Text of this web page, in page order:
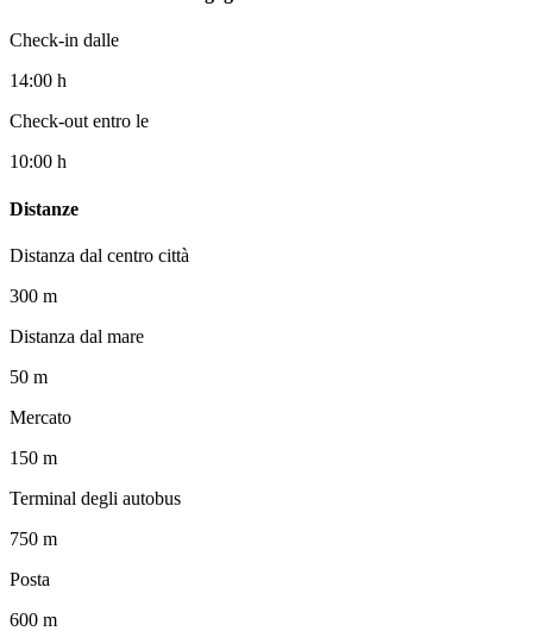
Check-in dalle
14:00 h
Check-out entro le
10:00 h
Distanze
Distanza dal centro città
300 m
Distanza dal mare
50 m
Mercato
150 m
Terminal degli autobus
750 m
Posta
600 m